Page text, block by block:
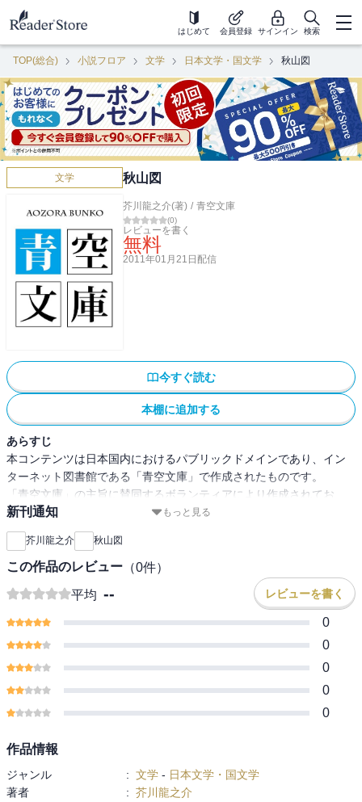
はじめて 会員登録 サインイン 検索
TOP(総合) 小説フロア 文学 日本文学・国文学 秋山図
文学 秋山図
芥川龍之介(著) / 青空文庫
(0)
レビューを書く
無料
2011年01月21日 配信
今すぐ読む
本棚に追加する
あらすじ
本コンテンツは日本国内におけるパブリックドメインであり、イン
ターネット図書館である「青空文庫」で作成されたものです。
「青空文庫」の主旨に賛同するボランティアにより作成されてお
り、注釈等が追記されている場合があります。
もっと見る
新刊通知
芥川龍之介 秋山図
この作品のレビュー （0件）
平均 -- レビューを書く
0
0
0
0
0
作品情報
ジャンル : 文学 - 日本文学・国文学
著者
: 芥川龍之介